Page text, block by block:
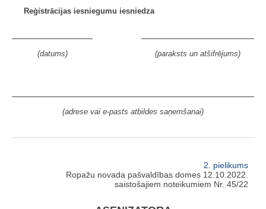
Reģistrācijas iesniegumu iesniedza
(datums) (paraksts un atšifrējums)
(adrese vai e-pasts atbildes saņemšanai)
2. pielikums
Ropažu novada pašvaldības domes 12.10.2022.
saistošajiem noteikumiem Nr. 45/22